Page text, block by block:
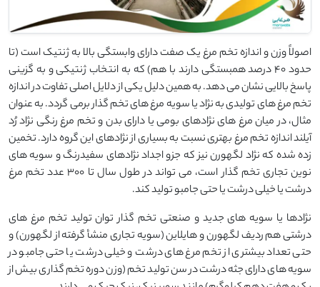
اصولاً وزن و اندازه تخم مرغ یک صفت دارای وابستگی بالا به ژنتیک است (تا
حدود 40 درصد همبستگی دارند با هم) که به انتخاب ژنتیکی و به گزینی
پاسخ بالایی نشان می دهد. به همین دلیل یکی از دلایل اصلی تفاوت در اندازه
تخم مرغ های تولیدی به نژاد یا سویه مرغ های تخم گذار برمی گردد. به عنوان
مثال، در میان مرغ های نژادهای بومی یا دارای بدن و تخم مرغ رنگی نژاد رُد
آیلند اندازه تخم مرغ بهتری نسبت به بسیاری از نژادهای این گروه دارد. تخمین
زده شده که نژاد لگهورن نیز که جزو اجداد نژادهای سفیدرنگ و سویه های
نوین تجاری تخم گذار است، می تواند در طول سال تا 300 عدد تخم مرغ
درشت یا خیلی درشت یا حتی جامبو تولید کند.
نژادها یا سویه های جدید و صنعتی تخم گذار توان تولید تخم مرغ های
درشتی هم ردیف لگهورن و هایلاین (سویه تجاری منشأ گرفته از لگهورن) و
حتی تعداد بیشتری از تخم مرغ های درشت و خیلی درشت یا حتی جامبو در
سویه های دارای جثه درشت در سن تولید تخم (وزن دوره تخم گذاری بیش از